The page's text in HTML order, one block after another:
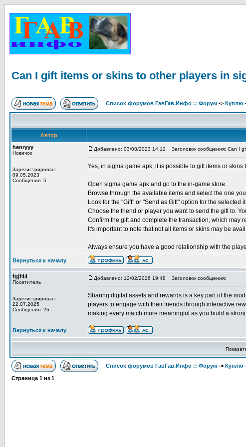
Can I gift items or skins to other players in
Список форумов ГавГав.Инфо :: Форум -> Куплю
Автор
henryyy
Новичок
Зарегистрирован:
09.05.2023
Сообщения: 5
Добавлено: 03/08/2023 14:12 Заголовок сообщения: Can I
Yes, in sigma game apk, it is possible to gift items or
Open sigma game apk and go to the in-game store.
Browse through the available items and select the one
Look for the "Gift" or "Send as Gift" option for the selected
Choose the friend or player you want to send the gift to.
Confirm the gift and complete the transaction, which may
It's important to note that not all items or skins may be
Always ensure you have a good relationship with the
Вернуться к началу
fgjf44
Посетитель
Зарегистрирован:
22.07.2025
Сообщения: 26
Добавлено: 12/02/2026 19:48 Заголовок сообщения:
Sharing digital assets and rewards is a key part of the
players to engage with their friends through interactive
making every match more meaningful as you build a
Вернуться к началу
Список форумов ГавГав.Инфо :: Форум -> Куплю
Страница 1 из 1